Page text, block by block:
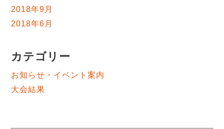
2018年9月
2018年6月
カテゴリー
お知らせ・イベント案内
大会結果